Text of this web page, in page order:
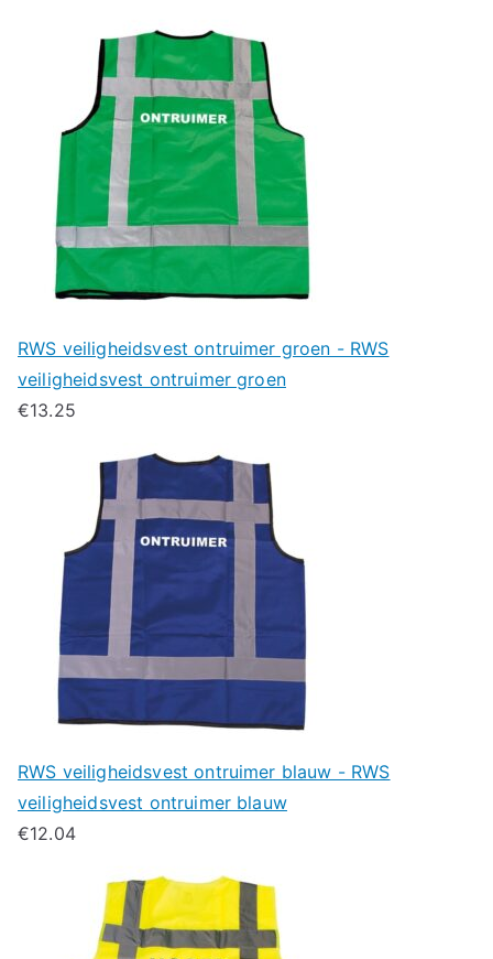
RWS veiligheidsvest ontruimer groen - RWS
veiligheidsvest ontruimer groen
€13.25
RWS veiligheidsvest ontruimer blauw - RWS
veiligheidsvest ontruimer blauw
€12.04